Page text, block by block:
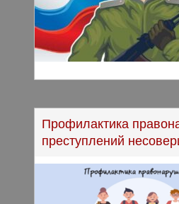
Профилактика
преступлений